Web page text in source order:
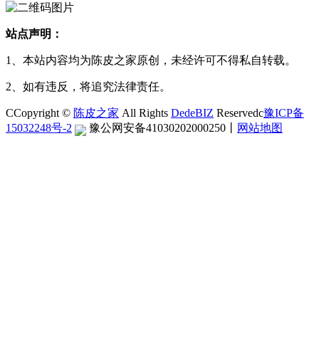
站点声明：
1、本站内容均为陈皮之家原创，未经许可不得私自转载。
2、如有违反，将追究法律责任。
CCopyright © 陈皮之家 All Rights DedeBIZ Reservedc豫ICP备
15032248号-2
豫公网安备41030202000250 网站地图